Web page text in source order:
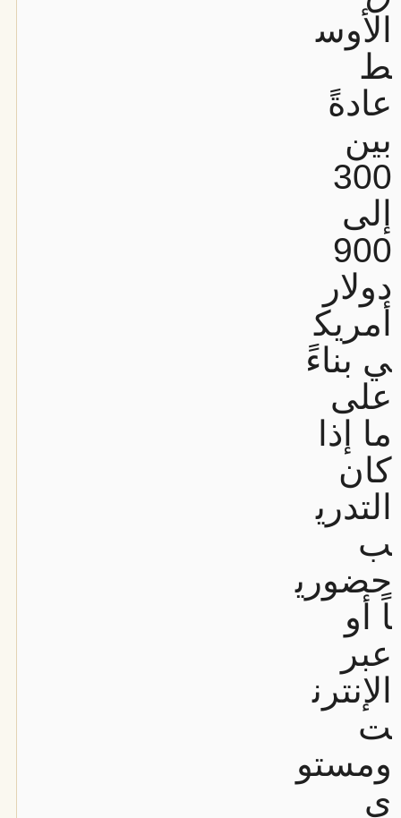
الأوس
ط
عادةً
بين
300
إلى
900
دولار
أمريك
ي بناءً
على
ما إذا
كان
التدري
ب
حضوري
اً أو
عبر
الإنترن
ت
ومستو
ى